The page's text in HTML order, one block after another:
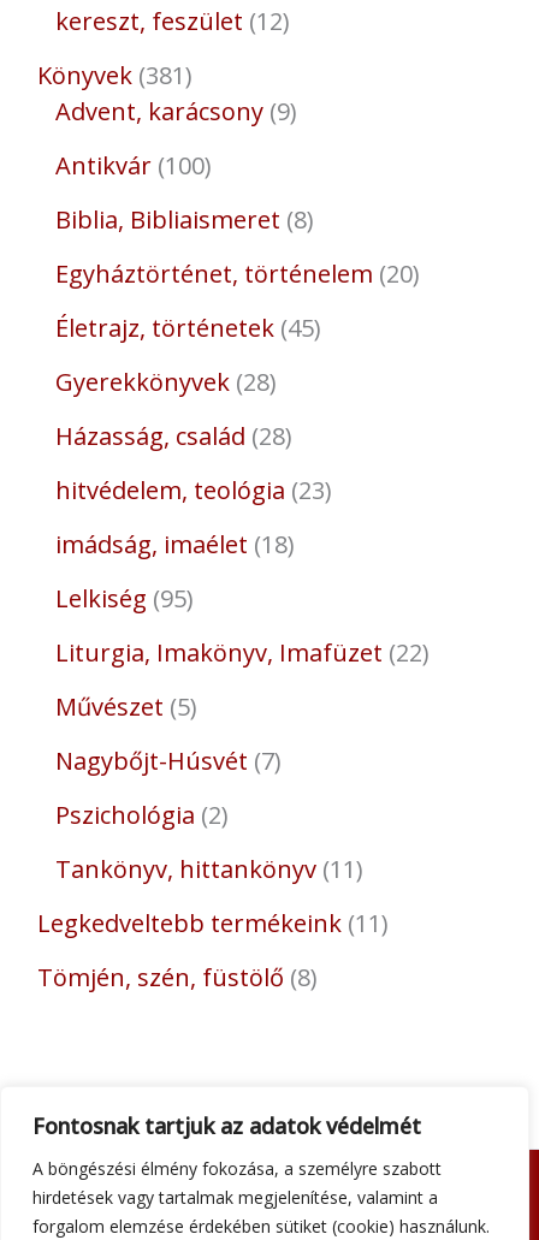
Fontosnak tartjuk az adatok védelmét
A böngészési élmény fokozása, a személyre szabott
hirdetések vagy tartalmak megjelenítése, valamint a
forgalom elemzése érdekében sütiket (cookie) használunk.
kereszt, feszület 12
Könyvek 381
Advent, karácsony 9
Antikvár 100
Biblia, Bibliaismeret 8
Egyháztörténet, történelem 20
Életrajz, történetek 45
Gyerekkönyvek 28
Házasság, család 28
hitvédelem, teológia 23
imádság, imaélet 18
Lelkiség 95
Liturgia, Imakönyv, Imafüzet 22
Művészet 5
Nagybőjt-Húsvét 7
Pszichológia 2
Tankönyv, hittankönyv 11
Legkedveltebb termékeink 11
Tömjén, szén, füstölő 8
Adatkezelési tájékoztató